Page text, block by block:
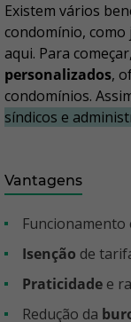
Existem vários
condomínio, como
aqui. Para
personalizados,
condomínios.
síndicos e
Vantagens
Isenção de
Praticidade e
Redução da